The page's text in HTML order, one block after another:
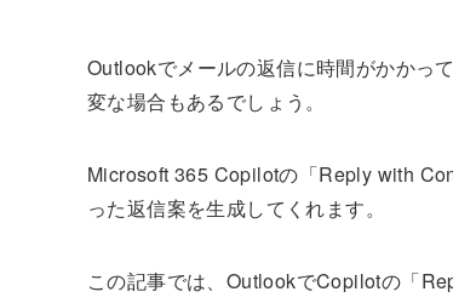
Outlookでメールの返信に時間がかかっ
変な場合もあるでしょう。
Microsoft 365 Copilotの「Reply with
った返信案を生成してくれます。
この記事では、OutlookでCopilotの「